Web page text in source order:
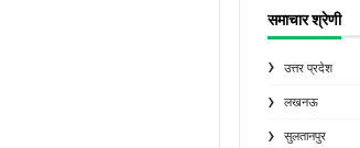
समाचार श्रेणी
उत्तर प्रदेश
लखनऊ
सुलतानपुर